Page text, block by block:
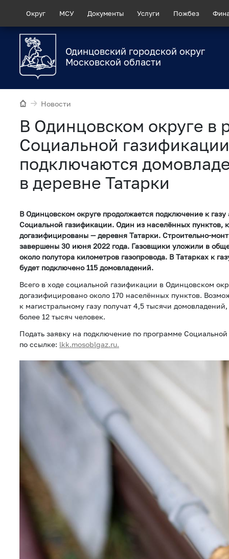
Округ МСУ Документы Услуги Пожбез
Одинцовский городской округ
Московской области
Новости
В Одинцовском округе в
Социальной газификации
подключаются
в деревне Татарки
В Одинцовском округе продолжается подключение к
Социальной газификации. Один из населённых пунктов,
догазифицированы — деревня Татарки. Строительно-
завершены 30 июня 2022 года. Газовщики уложили в
около полутора километров газопровода. В Татарках к
будет подключено 115 домовладений.
Всего в ходе социальной газификации в Одинцовском
догазифицировано около 170 населённых пунктов.
к магистральному газу получат 4,5 тысячи
более 12 тысяч человек.
Подать заявку на подключение по программе
по ссылке: lkk.mosoblgaz.ru.